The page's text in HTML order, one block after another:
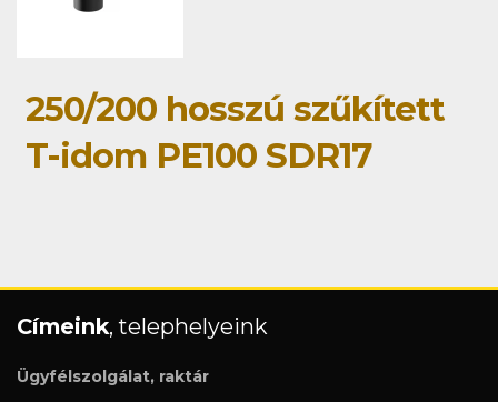
250/200 hosszú szűkített
T-idom PE100 SDR17
Címeink, telephelyeink
Ügyfélszolgálat, raktár